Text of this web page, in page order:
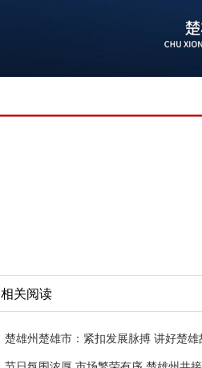
相关阅读
楚雄州楚雄市：紧扣发展脉搏 讲好楚雄